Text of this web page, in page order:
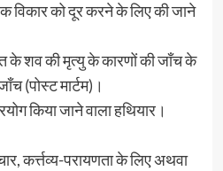
विकार को दूर करने के लिए की जाने
के शव की मृत्यु के कारणों की जाँच के
(पोस्ट मार्टम)।
किया जाने वाला हथियार।
कर्त्तव्य-परायणता के लिए अथवा